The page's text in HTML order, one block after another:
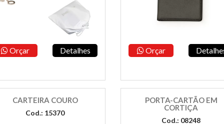
Orçar Detalhes Orçar
CARTEIRA COURO
Cod.: 15370
PORTA-CARTÃO EM
CORTIÇA
Cod.: 08248